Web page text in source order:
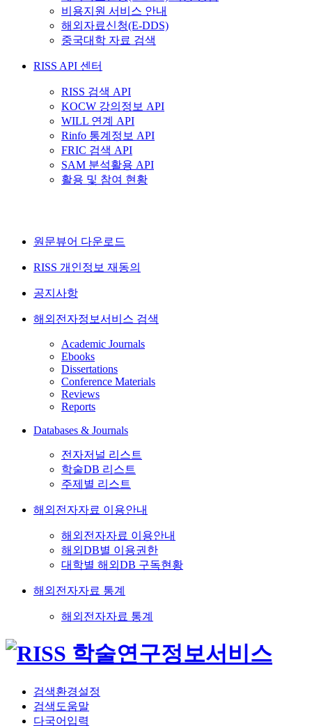
비용지원 서비스 안내
해외자료신청(E-DDS)
중국대학 자료 검색
RISS API 센터
RISS 검색 API
KOCW 강의정보 API
WILL 연계 API
Rinfo 통계정보 API
FRIC 검색 API
SAM 분석활용 API
활용 및 참여 현황
원문뷰어 다운로드
RISS 개인정보 재동의
공지사항
해외전자정보서비스 검색
Academic Journals
Ebooks
Dissertations
Conference Materials
Reviews
Reports
Databases & Journals
전자저널 리스트
학술DB 리스트
주제별 리스트
해외전자자료 이용안내
해외전자자료 이용안내
해외DB별 이용권한
대학별 해외DB 구독현황
해외전자자료 통계
해외전자자료 통계
검색환경설정
검색도움말
다국어입력